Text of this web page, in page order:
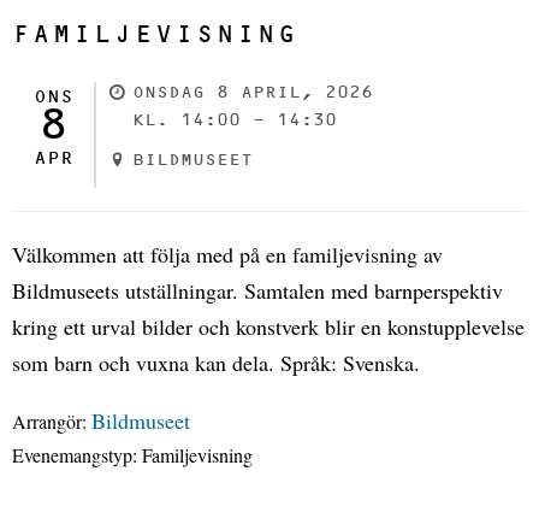
FAMILJEVISNING
ONS
8
APR
ONSDAG 8 APRIL, 2026
KL. 14:00 - 14:30
BILDMUSEET
Välkommen att följa med på en familjevisning av
Bildmuseets utställningar. Samtalen med barnperspektiv
kring ett urval bilder och konstverk blir en konstupplevelse
som barn och vuxna kan dela. Språk: Svenska.
Arrangör: Bildmuseet
Evenemangstyp: Familjevisning